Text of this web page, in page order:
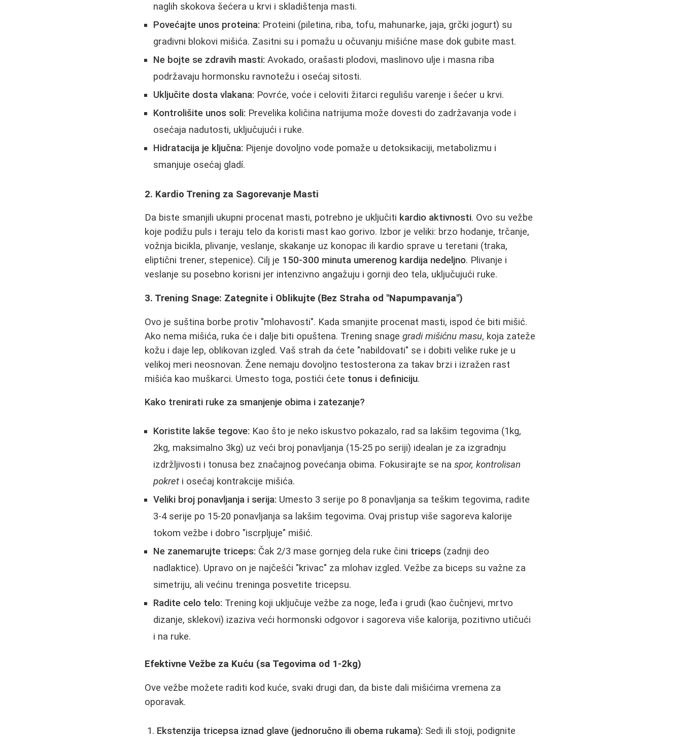
naglih skokova šećera u krvi i skladištenja masti.
Povećajte unos proteina: Proteini (piletina, riba, tofu, mahunarke, jaja, grčki jogurt) su
gradivni blokovi mišića. Zasitni su i pomažu u očuvanju mišićne mase dok gubite mast.
Ne bojte se zdravih masti: Avokado, orašasti plodovi, maslinovo ulje i masna riba
podržavaju hormonsku ravnotežu i osećaj sitosti.
Uključite dosta vlakana: Povrće, voće i celoviti žitarci regulišu varenje i šećer u krvi.
Kontrolišite unos soli: Prevelika količina natrijuma može dovesti do zadržavanja vode i
osećaja nadutosti, uključujući i ruke.
Hidratacija je ključna: Pijenje dovoljno vode pomaže u detoksikaciji, metabolizmu i
smanjuje osećaj gladí.
2. Kardio Trening za Sagorevanje Masti
Da biste smanjili ukupni procenat masti, potrebno je uključiti kardio aktivnosti. Ovo su vežbe
koje podižu puls i teraju telo da koristi mast kao gorivo. Izbor je veliki: brzo hodanje, trčanje,
vožnja bicikla, plivanje, veslanje, skakanje uz konopac ili kardio sprave u teretani (traka,
eliptični trener, stepenice). Cilj je 150-300 minuta umerenog kardija nedeljno. Plivanje i
veslanje su posebno korisni jer intenzivno angažuju i gornji deo tela, uključujući ruke.
3. Trening Snage: Zategnite i Oblikujte (Bez Straha od "Napumpavanja")
Ovo je suština borbe protiv "mlohavosti". Kada smanjite procenat masti, ispod će biti mišić.
Ako nema mišića, ruka će i dalje biti opuštena. Trening snagegradi mišićnu masu, koja zateže
kožu i daje lep, oblikovan izgled. Vaš strah da ćete "nabildovati" se i dobiti velike ruke je u
velikoj meri neosnovan. Žene nemaju dovoljno testosterona za takav brzi i izražen rast
mišića kao muškarci. Umesto toga, postići ćete tonus i definiciju.
Kako trenirati ruke za smanjenje obima i zatezanje?
Koristite lakše tegove: Kao što je neko iskustvo pokazalo, rad sa lakšim tegovima (1kg,
2kg, maksimalno 3kg) uz veći broj ponavljanja (15-25 po seriji) idealan je za izgradnju
izdržljivosti i tonusa bez značajnog povećanja obima. Fokusirajte se naspor, kontrolisan
pokret i osećaj kontrakcije mišića.
Veliki broj ponavljanja i serija: Umesto 3 serije po 8 ponavljanja sa teškim tegovima, radite
3-4 serije po 15-20 ponavljanja sa lakšim tegovima. Ovaj pristup više sagoreva kalorije
tokom vežbe i dobro "iscrpljuje" mišić.
Ne zanemarujte triceps: Čak 2/3 mase gornjeg dela ruke čini triceps (zadnji deo
nadlaktice). Upravo on je najčešći "krivac" za mlohav izgled. Vežbe za biceps su važne za
simetriju, ali većinu treninga posvetite tricepsu.
Radite celo telo: Trening koji uključuje vežbe za noge, leđa i grudi (kao čučnjevi, mrtvo
dizanje, sklekovi) izaziva veći hormonski odgovor i sagoreva više kalorija, pozitivno utičući
i na ruke.
Efektivne Vežbe za Kuću (sa Tegovima od 1-2kg)
Ove vežbe možete raditi kod kuće, svaki drugi dan, da biste dali mišićima vremena za
oporavak.
Ekstenzija tricepsa iznad glave (jednoručno ili obema rukama): Sedi ili stoji, podignite